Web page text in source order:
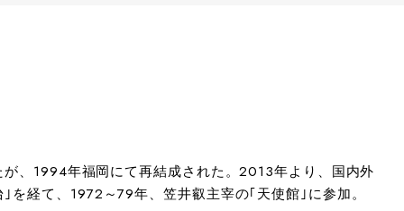
、1994年福岡にて再結成された。2013年より、国内外
経て、1972～79年、笠井叡主宰の｢天使館｣に参加。